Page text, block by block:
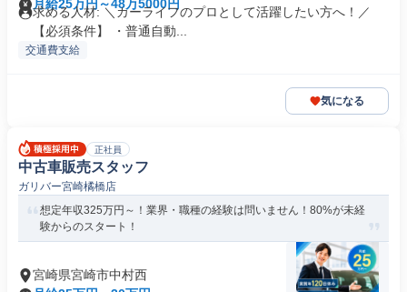
月給25万円～48万5000円
求める人材: ＼カーライフのプロとして活躍したい方へ！／
【必須条件】 ・普通自動...
交通費支給
気になる
正社員
中古車販売スタッフ
ガリバー宮崎橘橋店
想定年収325万円～！業界・職種の経験は問いません！80%が未経
験からのスタート！
宮崎県宮崎市中村西